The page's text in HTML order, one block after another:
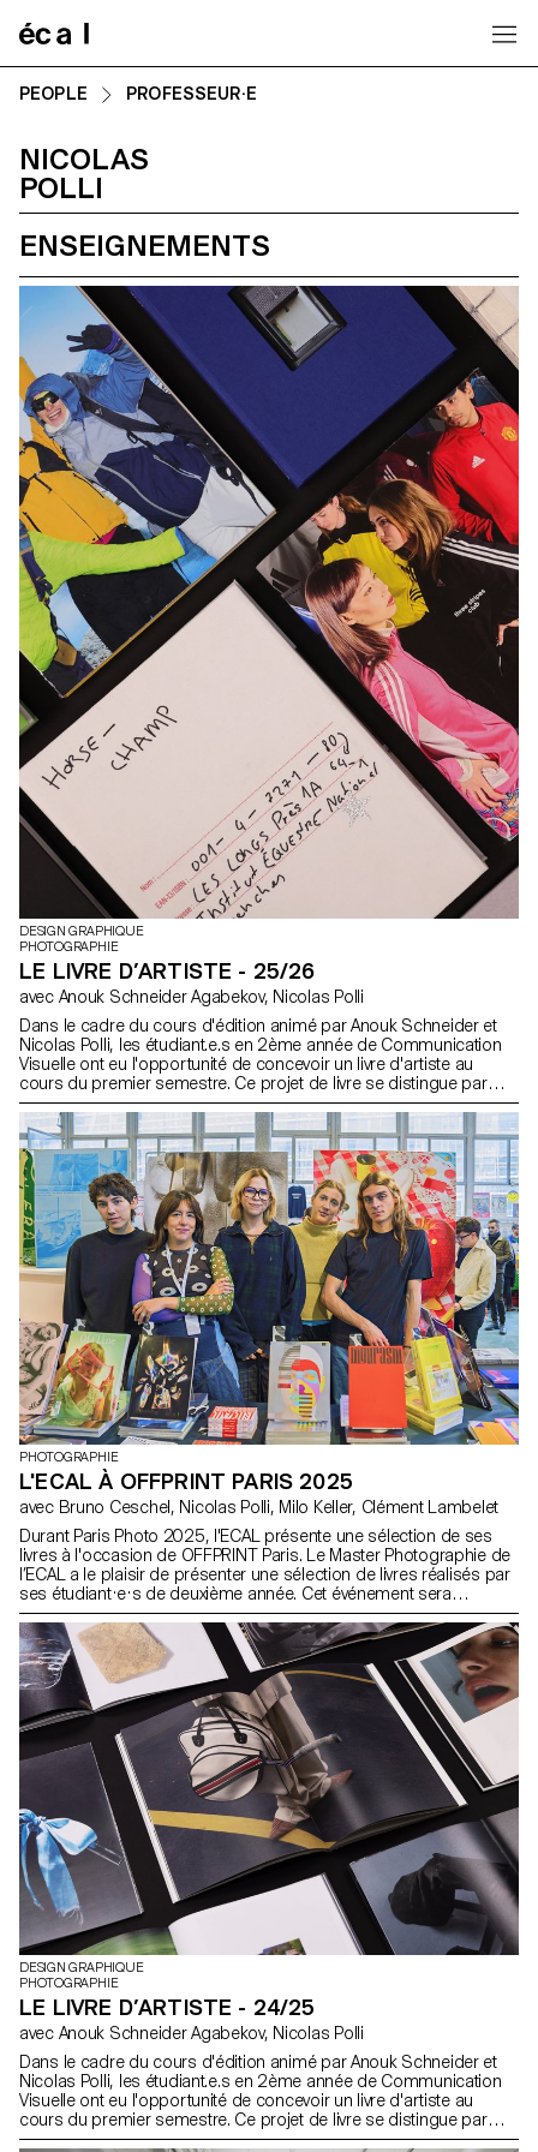
PEOPLE PROFESSEUR·E
NICOLAS
POLLI
ENSEIGNEMENTS
DESIGN GRAPHIQUE
PHOTOGRAPHIE
LE LIVRE D’ARTISTE - 25/26
avec Anouk Schneider Agabekov, Nicolas Polli
Dans le cadre du cours d'édition animé par Anouk Schneider et
Nicolas Polli, les étudiant.e.s en 2ème année de Communication
Visuelle ont eu l'opportunité de concevoir un livre d'artiste au
cours du premier semestre. Ce projet de livre se distingue par
son approche contemporaine visant à créer un objet éditorial qui
intègre harmonieusement forme et contenu dans le contexte
actuel du paysage éditorial. Les étudiant.e.s ont été encouragés à
exploiter leur liberté artistique à tous les niveaux de création, que
ce soit en termes de format, de choix de papier, de reliure, de
mise en page, d'illustrations, de texte ou de typographie. Dans le
cadre de ce cours, le livre d'artiste peut prendre forme à travers
diverses modalités d'illustrations, telles que la photographie, la
reproduction, la mise en contexte, le dessin, la 3D, etc. L'accent
est mis sur la vision artistique de l'auteur.ice et sur les moyens mis
en œuvre pour la concrétiser. Les étudiant.e.s endossent des
rôles multiples en tant qu'éditeur, conservateur et architecte,
couvrant ainsi les responsabilités de directeur artistique, designer,
photographe, styliste, illustrateur, typographe, rédacteur en chef,
et secrétaire de rédaction. Ce cours met en avant le design
éditorial contemporain en explorant le potentiel narratif d'une
séquence de contenu maîtrisé.
PHOTOGRAPHIE
L'ECAL À OFFPRINT PARIS 2025
avec Bruno Ceschel, Nicolas Polli, Milo Keller, Clément Lambelet
Durant Paris Photo 2025, l'ECAL présente une sélection de ses
livres à l'occasion de OFFPRINT Paris. Le Master Photographie de
l’ECAL a le plaisir de présenter une sélection de livres réalisés par
ses étudiant·e·s de deuxième année. Cet événement sera
l’occasion d’échanger en direct avec les jeunes photographes
autour de la genèse de leurs projets et des histoires qui se
cachent derrière chacun de ces ouvrages.
DESIGN GRAPHIQUE
PHOTOGRAPHIE
LE LIVRE D’ARTISTE - 24/25
avec Anouk Schneider Agabekov, Nicolas Polli
Dans le cadre du cours d'édition animé par Anouk Schneider et
Nicolas Polli, les étudiant.e.s en 2ème année de Communication
Visuelle ont eu l'opportunité de concevoir un livre d'artiste au
cours du premier semestre. Ce projet de livre se distingue par
son approche contemporaine visant à créer un objet éditorial qui